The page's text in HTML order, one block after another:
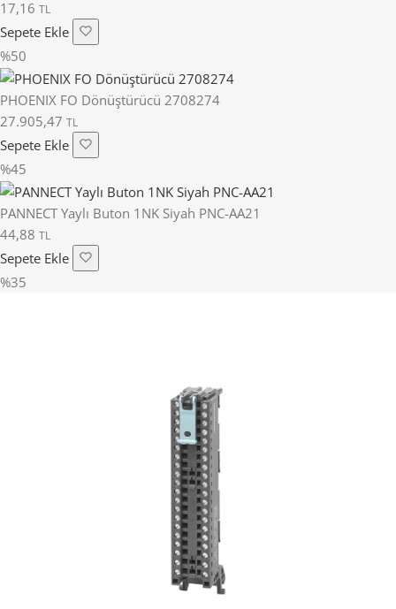
17,16 TL
Sepete Ekle
%50
PHOENIX FO Dönüştürücü 2708274
27.905,47 TL
Sepete Ekle
%45
PANNECT Yaylı Buton 1NK Siyah PNC-AA21
44,88 TL
Sepete Ekle
%35